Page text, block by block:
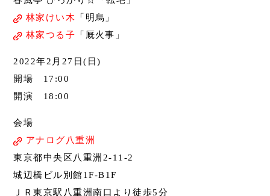
林家けい木 「明烏」
林家つる子 「厩火事」
2022年2月27日(日)
開場 17:00
開演 18:00
会場
アナログ八重洲
東京都中央区八重洲2-11-2
城辺橋ビル別館1F-B1F
ＪＲ東京駅八重洲南口より徒歩5分